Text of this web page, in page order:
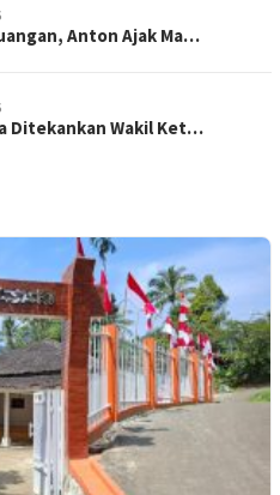
Anton Ajak Ma…
Ditekankan Wakil Ket…